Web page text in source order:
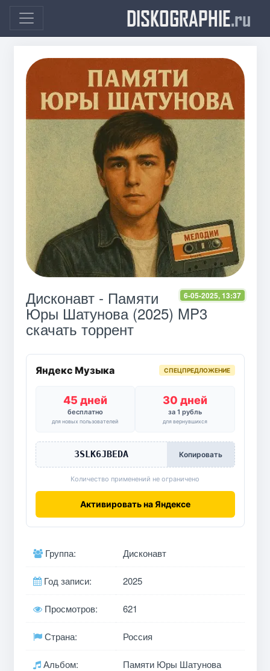
DISKOGRAPHIE.ru
6-05-2025, 13:37
Дисконавт - Памяти
Юры Шатунова (2025) MP3
скачать торрент
Яндекс Музыка СПЕЦПРЕДЛОЖЕНИЕ
45 дней
бесплатно
для новых пользователей
30 дней
за 1 рубль
для вернувшихся
3SLK6JBEDA Копировать
Количество применений не ограничено
Активировать на Яндексе
Группа: Дисконавт
Год записи: 2025
Просмотров: 621
Страна: Россия
Альбом: Памяти Юры Шатунова